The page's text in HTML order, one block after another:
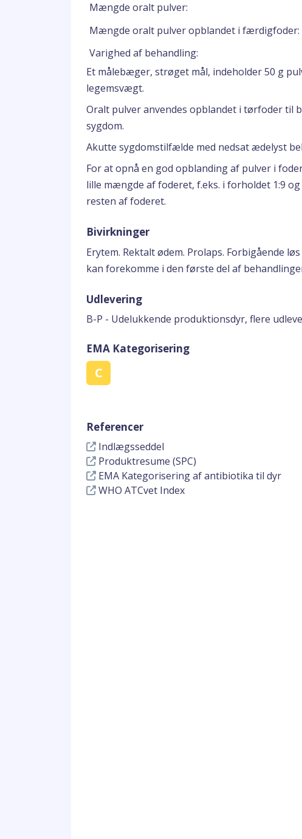
Mængde oralt pulver:
Mængde oralt pulver opblandet i færdigfoder:
Varighed af behandling:
Et målebæger, strøget mål, indeholder 50 g
legemsvægt.
Oralt pulver anvendes opblandet i tørfoder til
sygdom.
Akutte sygdomstilfælde med nedsat ædelyst
For at opnå en god opblanding af pulver i
lille mængde af foderet, f.eks. i forholdet 1:9
resten af foderet.
Bivirkninger
Erytem. Rektalt ødem. Prolaps. Forbigående
kan forekomme i den første del af
Udlevering
B-P - Udelukkende produktionsdyr, flere
EMA Kategorisering
C
Referencer
Indlægsseddel
Produktresume (SPC)
EMA Kategorisering af antibiotika til dyr
WHO ATCvet Index